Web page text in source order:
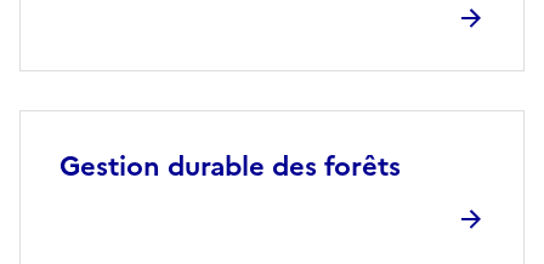
Gestion durable des forêts